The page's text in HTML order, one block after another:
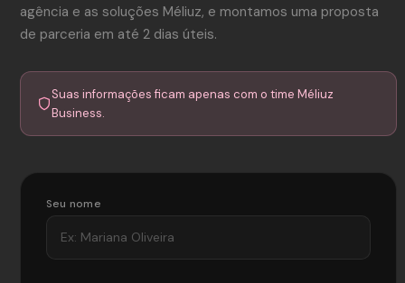
agência e as soluções Méliuz, e montamos uma proposta
de parceria em até 2 dias úteis.
Suas informações ficam apenas com o time Méliuz
Business.
Seu nome